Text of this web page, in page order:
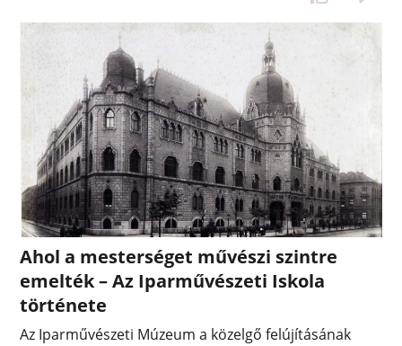
Ahol a mesterséget művészi szintre
emelték – Az Iparművészeti Iskola
története
Az Iparművészeti Múzeum a közelgő felújításának